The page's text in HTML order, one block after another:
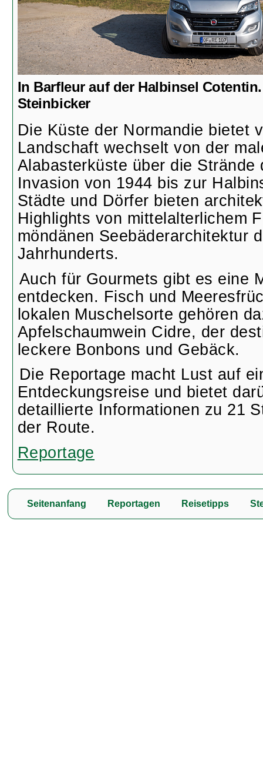
In Barfleur auf der Halbinsel
Steinbicker
Die Küste der Normandie bietet
Landschaft wechselt von der
Alabasterküste über die Strände
Invasion von 1944 bis zur
Städte und Dörfer bieten
Highlights von mittelalterlichem
möndänen Seebäderarchitektur
Jahrhunderts.
Auch für Gourmets gibt es eine
entdecken. Fisch und
lokalen Muschelsorte gehören
Apfelschaumwein Cidre, der
leckere Bonbons und Gebäck.
Die Reportage macht Lust auf
Entdeckungsreise und bietet
detaillierte Informationen zu 21
der Route.
Reportage
Seitenanfang Reportagen Reisetipps